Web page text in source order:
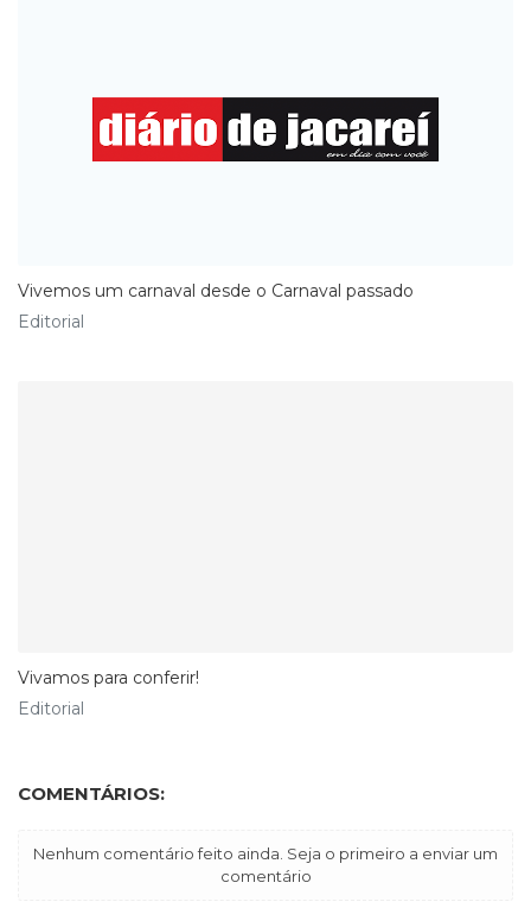
Vivemos um carnaval desde o Carnaval passado
Editorial
Vivamos para conferir!
Editorial
COMENTÁRIOS:
Nenhum comentário feito ainda. Seja o primeiro a enviar um
comentário